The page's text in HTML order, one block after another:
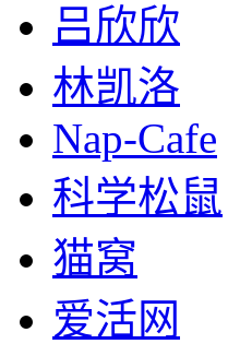
吕欣欣
林凯洛
Nap-Cafe
科学松鼠
猫窝
爱活网